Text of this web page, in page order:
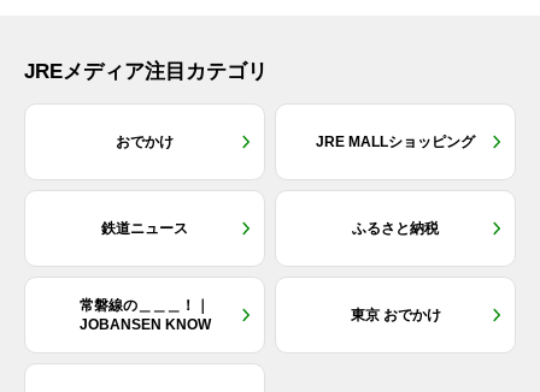
JREメディア注目カテゴリ
おでかけ JRE MALLショッピング
鉄道ニュース ふるさと納税
常磐線の＿＿＿！｜
JOBANSEN KNOW
東京 おでかけ